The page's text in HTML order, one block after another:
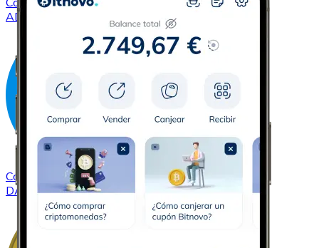
ADA
Comprar Dash con transferencia bancaria
DASH